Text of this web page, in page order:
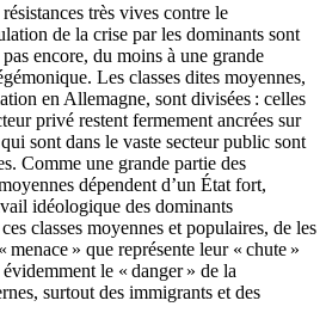
très vives contre le
de la crise par les dominants sont
encore, du moins à une grande
Les classes dites moyennes,
en Allemagne, sont divisées : celles
privé restent fermement ancrées sur
sont dans le vaste secteur public sont
Comme une grande partie des
dépendent d’un État fort,
idéologique des dominants
classes moyennes et populaires, de les
» que représente leur « chute »
le « danger » de la
surtout des immigrants et des